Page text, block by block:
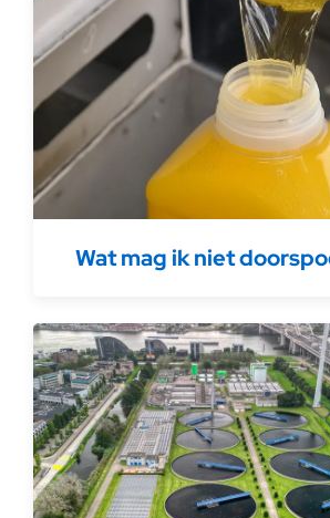
Wat mag ik niet